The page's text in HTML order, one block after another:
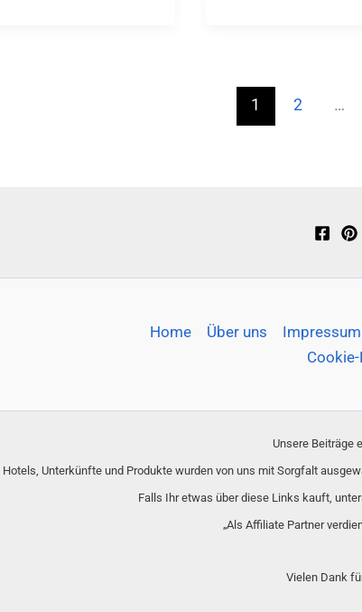
1 2 …
Home Über uns Impressum
Unsere Beiträge
Unterkünfte und Produkte wurden von uns mit Sorgfalt
Falls Ihr etwas über diese Links kauft,
„Als Affiliate Partner
Vielen Dank